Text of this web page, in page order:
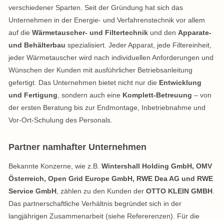
verschiedener Sparten. Seit der Gründung hat sich das
Unternehmen in der Energie- und Verfahrenstechnik vor allem
auf dieWärmetauscher- und Filtertechnik und denApparate-
und Behälterbau spezialisiert. Jeder Apparat, jede Filtereinheit,
jeder Wärmetauscher wird nach individuellen Anforderungen und
Wünschen der Kunden mit ausführlicher Betriebsanleitung
gefertigt. Das Unternehmen bietet nicht nur die Entwicklung
und Fertigung, sondern auch eine Komplett-Betreuung – von
der ersten Beratung bis zur Endmontage, Inbetriebnahme und
Vor-Ort-Schulung des Personals.
Partner namhafter Unternehmen
Bekannte Konzerne, wie z.B.Wintershall Holding GmbH, OMV
Österreich, Open Grid Europe GmbH, RWE Dea AG und RWE
Service GmbH, zählen zu den Kunden derOTTO KLEIN GMBH.
Das partnerschaftliche Verhältnis begründet sich in der
langjährigen Zusammenarbeit (siehe Refererenzen). Für die